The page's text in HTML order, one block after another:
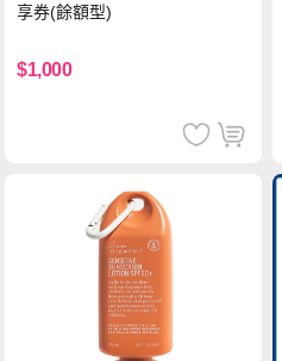
享券(餘額型)
$1,000